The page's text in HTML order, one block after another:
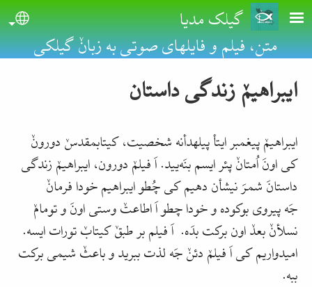
Skip to main content
گیلک مدیا
متن، فیلم و فایلهای صوتی به زبانٚ گیلکی
ایبراهیمٚ زندگی داستان
ایبراهیمٚ پیغمبر ایتأ پیلهدأنه شخصیت، کیتابمقدسٚ دورونٚ
کی اونَ اُمتانٚ پئر ایسم بنَه‌یید. اَ فیلمٚ دورون، ایبراهیمٚ زندگی
داستانَ شمرَ نیشأن دهیم کی چُطو ایبراهیم خودا فرمانٚ
جَه پیروی بوکوده و خودا چطو اَ اطاعتٚ وستی اونَ و تومامٚ
نسلأنٚ بعدٚ اون برکت بدَه. اَ فیلم بر طبقٚ کیتابٚ تورات ایسه.
امیدواریم کی اَ فیلمٚ دئنٚ جَه لذت ببرید و باعثٚ شیمی برکت
ببه.